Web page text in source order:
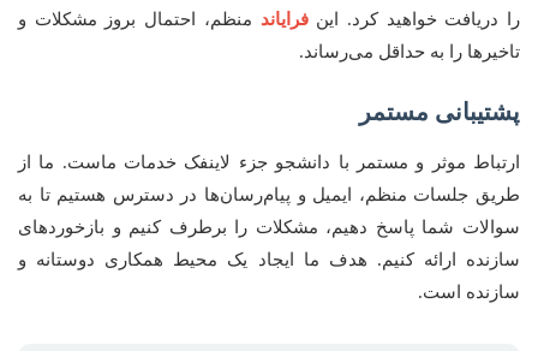
را دریافت خواهید کرد. اینفراياند منظم، احتمال بروز مشکلات و
تاخیرها را به حداقل می‌رساند.
پشتیبانی مستمر
ارتباط موثر و مستمر با دانشجو جزء لاینفک خدمات ماست. ما از
طریق جلسات منظم، ایمیل و پیام‌رسان‌ها در دسترس هستیم تا به
سوالات شما پاسخ دهیم، مشکلات را برطرف کنیم و بازخوردهای
سازنده ارائه کنیم. هدف ما ایجاد یک محیط همکاری دوستانه و
سازنده است.